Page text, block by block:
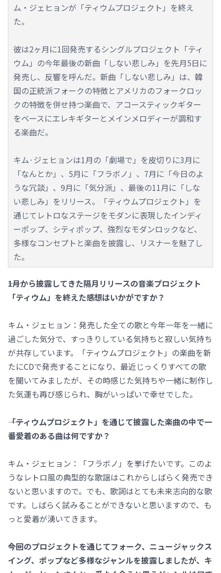
ム・ジェヒョンが「ティウムプロジェクト」を終え
た。
彼は2ヶ月に1回発売するシングルプロジェクト「ティ
ウム」の今年最後の新曲「しない悲しみ」を先月5日に
発売し、反響を呼んだ。新曲「しない悲しみ」は、韓
国の正統派フォークの特徴とアメリカのフォークロッ
クの特徴を併せ持つ楽曲で、アコースティックギター
をベースにエレキギターとメインメロディーが調和す
る楽曲だ。
キム·ジェヒョンは1月の「劇場で」を皮切りに3月に
「なんとか」、5月に「フラボノ」、7月に「今日のよ
うな冗談」、9月に「気分派」、最後の11月に「しな
い悲しみ」をリリース。「ティウムプロジェクト」を
通じてレトロなステージをモダンに表現したインディ
ーポップ、シティポップ、強烈なモダンロックなど、
多様なコンセプトと楽曲を披露し、リスナーを魅了し
た。
――1月から披露してきた隔月リリースの音楽プロジェクト
「ティウム」を終えた感想はいかがですか？
キム・ジェヒョン：発売した全ての歌と今年一年を一緒に
過ごした気分で、すっきりしている気持ちと寂しい気持ち
が共存しています。「ティウムプロジェクト」の楽曲を新
たにCDで発売することになり、最近じっくりすべての歌
を聞いてみましたが、その時感じた気持ちや一緒に制作し
た気運も再び感じられ、胸がいっぱいで幸せでした。
――「ティウムプロジェクト」を通じて披露した楽曲の中で一
番愛着のある曲は何ですか？
キム・ジェヒョン：「フラボノ」を挙げたいです。このよ
うなレトロ風の典型的な歌謡はこれからしばらく発売でき
ないと思いますので。でも、歌詞はとても未来志向的な歌
です。しばらく試みることができないと思いますので、も
っと愛着が湧いてきます。
――今回のプロジェクトを通じてフォーク、ニュージャックス
イング、ポップなど多様なジャンルを披露しましたが、キ